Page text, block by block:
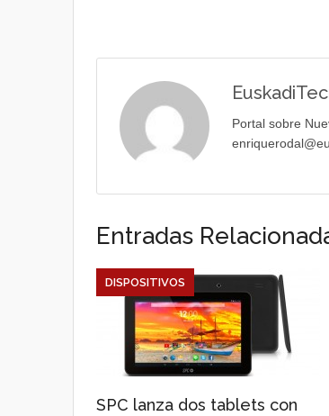
Portal sobre
Entradas
SPC lanza dos tablets con
DISPOSITIVOS